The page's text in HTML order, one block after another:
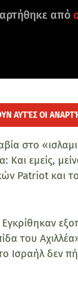
από
ΑΥΤΈΣ ΟΙ
στο
Και εμείς,
Patriot και
του
Ισραήλ δεν